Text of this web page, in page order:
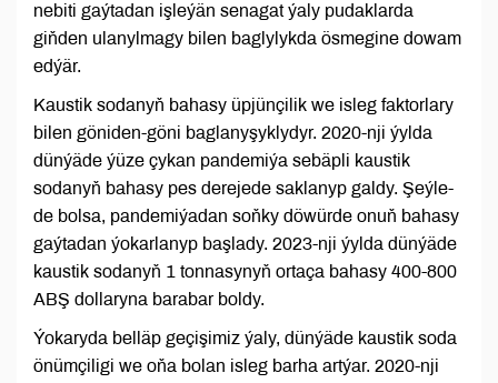
nebiti gaýtadan işleýän senagat ýaly pudaklarda
giňden ulanylmagy bilen baglylykda ösmegine dowam
edýär.
Kaustik sodanyň bahasy üpjünçilik we isleg faktorlary
bilen göniden-göni baglanyşyklydyr. 2020-nji ýylda
dünýäde ýüze çykan pandemiýa sebäpli kaustik
sodanyň bahasy pes derejede saklanyp galdy. Şeýle-
de bolsa, pandemiýadan soňky döwürde onuň bahasy
gaýtadan ýokarlanyp başlady. 2023-nji ýylda dünýäde
kaustik sodanyň 1 tonnasynyň ortaça bahasy 400-800
ABŞ dollaryna barabar boldy.
Ýokaryda belläp geçişimiz ýaly, dünýäde kaustik soda
önümçiligi we oňa bolan isleg barha artýar. 2020-nji